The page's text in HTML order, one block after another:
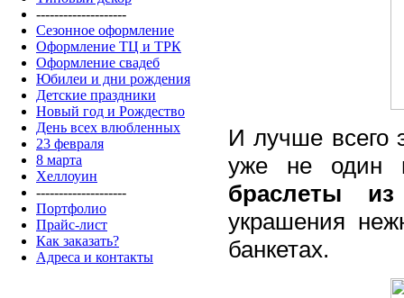
--------------------
Сезонное оформление
Оформление ТЦ и ТРК
Оформление свадеб
Юбилеи и дни рождения
Детские праздники
Новый год и Рождество
День всех влюбленных
23 февраля
8 марта
Хеллоуин
--------------------
Портфолио
Прайс-лист
Как заказать?
Адреса и контакты
И лучше всего
уже не один
браслеты
украшения
банкетах.